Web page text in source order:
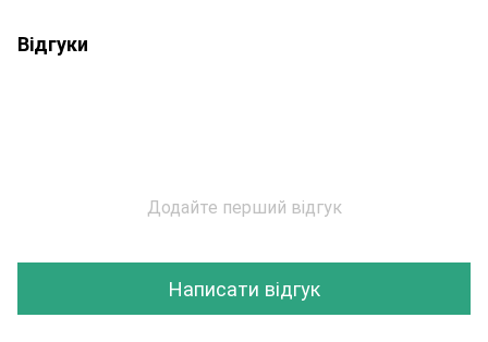
Відгуки
Додайте перший відгук
Написати відгук